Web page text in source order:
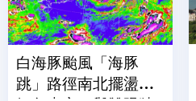
白海豚颱風「海豚
跳」路徑南北擺盪